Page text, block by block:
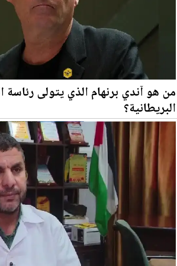
من هو آندي برنهام الذي يتولى رئاسة
البريطانية؟